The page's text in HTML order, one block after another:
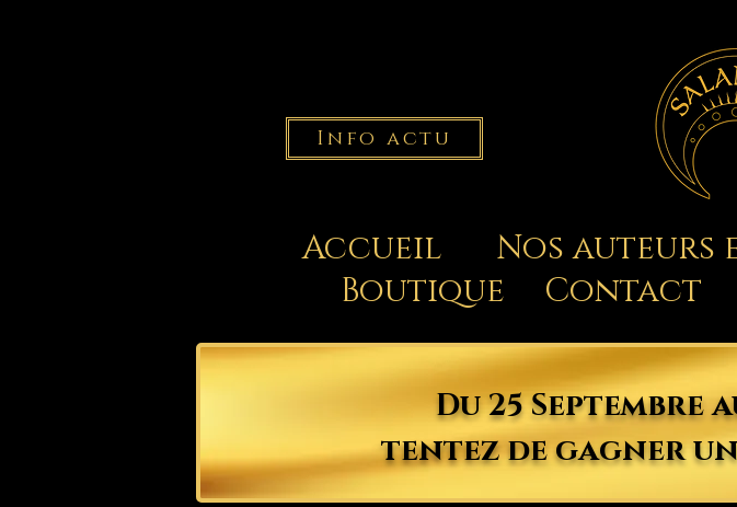
Info actu
Accueil Nos auteurs
Boutique
Contact
Du 25 Septembre
tentez de gagner un